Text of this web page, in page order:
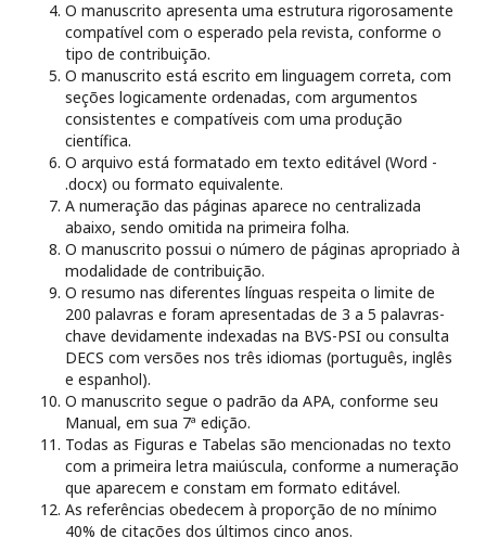
O manuscrito apresenta uma estrutura rigorosamente
compatível com o esperado pela revista, conforme o
tipo de contribuição.
O manuscrito está escrito em linguagem correta, com
seções logicamente ordenadas, com argumentos
consistentes e compatíveis com uma produção
científica.
O arquivo está formatado em texto editável (Word -
.docx) ou formato equivalente.
A numeração das páginas aparece no centralizada
abaixo, sendo omitida na primeira folha.
O manuscrito possui o número de páginas apropriado à
modalidade de contribuição.
O resumo nas diferentes línguas respeita o limite de
200 palavras e foram apresentadas de 3 a 5 palavras-
chave devidamente indexadas na BVS-PSI ou consulta
DECS com versões nos três idiomas (português, inglês
e espanhol).
O manuscrito segue o padrão da APA, conforme seu
Manual, em sua 7ª edição.
Todas as Figuras e Tabelas são mencionadas no texto
com a primeira letra maiúscula, conforme a numeração
que aparecem e constam em formato editável.
As referências obedecem à proporção de no mínimo
40% de citações dos últimos cinco anos.